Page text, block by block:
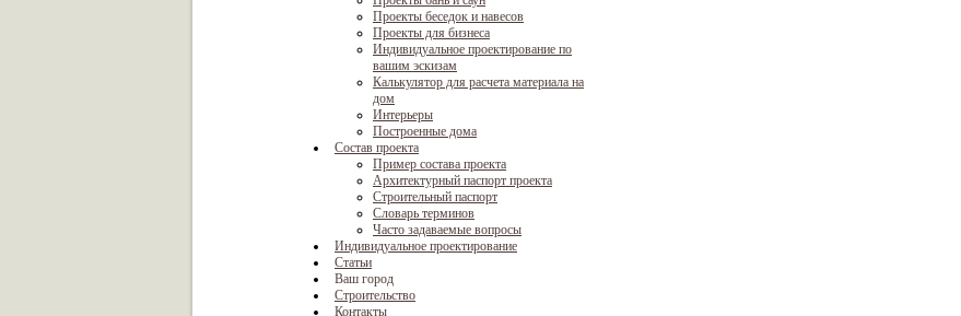
Проекты беседок и навесов
Проекты для бизнеса
Индивидуальное проектирование по
вашим эскизам
Калькулятор для расчета материала на
дом
Интерьеры
Построенные дома
Состав проекта
Пример состава проекта
Архитектурный паспорт проекта
Строительный паспорт
Словарь терминов
Часто задаваемые вопросы
Индивидуальное проектирование
Статьи
Ваш город
Строительство
Контакты